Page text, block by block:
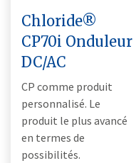
Chloride®
CP70i Onduleur
DC/AC
CP comme produit
personnalisé. Le
produit le plus avancé
en termes de
possibilités.